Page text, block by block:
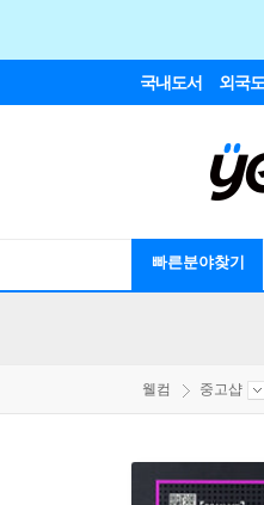
국내도서 외국
빠른분야찾기
웰컴 중고샵